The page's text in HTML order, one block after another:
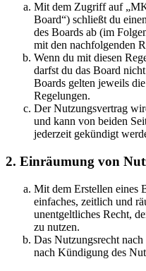
Mit dem Zugriff auf
Board“) schließt du
des Boards ab (im
mit den nachfolgenden
Wenn du mit diesen
darfst du das Board
Boards gelten jeweils
Regelungen.
Der Nutzungsvertrag
und kann von beiden
jederzeit gekündigt
2. Einräumung von
Mit dem Erstellen eines
einfaches, zeitlich und
unentgeltliches Recht,
zu nutzen.
Das Nutzungsrecht
nach Kündigung des